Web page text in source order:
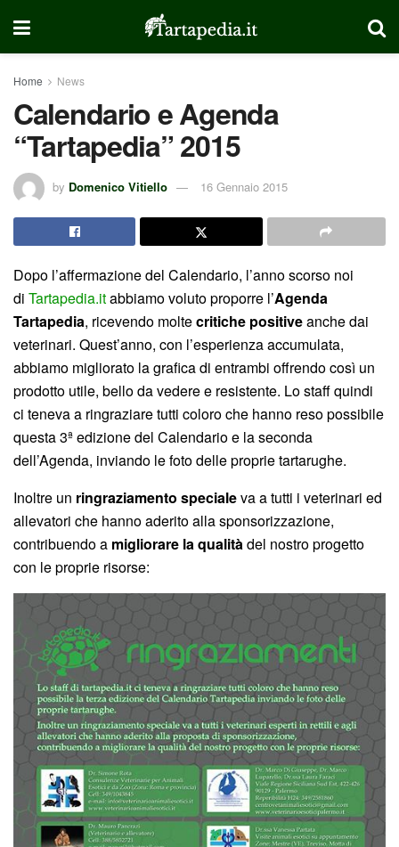
Home News
Calendario e Agenda
“Tartapedia” 2015
by Domenico Vitiello 16 Gennaio 2015
Dopo l’affermazione del Calendario, l’anno scorso noi
di Tartapedia.itabbiamo voluto proporre l’Agenda
Tartapedia, ricevendo moltecritiche positiveanche dai
veterinari. Quest’anno, con l’esperienza accumulata,
abbiamo migliorato la grafica di entrambi offrendo così un
prodotto utile, bello da vedere e resistente. Lo staff quindi
ci teneva a ringraziare tutti coloro che hanno reso possibile
questa 3ª edizione del Calendario e la seconda
dell’Agenda, inviando le foto delle proprie tartarughe.
Inoltre un ringraziamento specialeva a tutti i veterinari ed
allevatori che hanno aderito alla sponsorizzazione,
contribuendo a migliorare la qualitàdel nostro progetto
con le proprie risorse: